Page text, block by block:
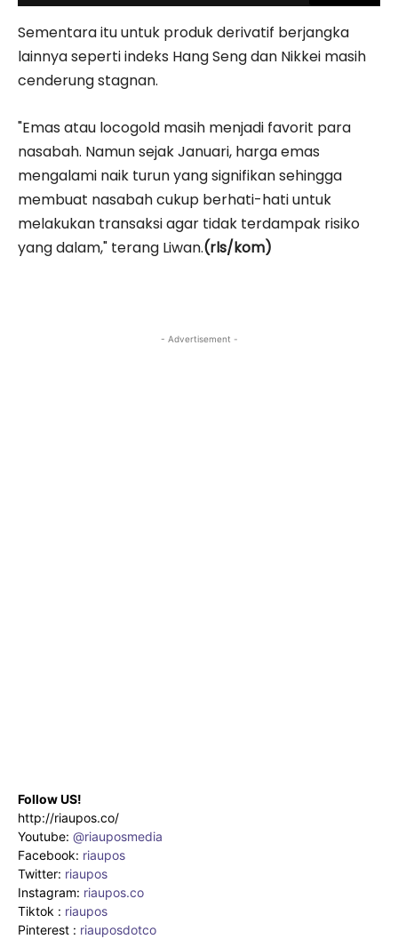
Sementara itu untuk produk derivatif berjangka
lainnya seperti indeks Hang Seng dan Nikkei masih
cenderung stagnan.
"Emas atau locogold masih menjadi favorit para
nasabah. Namun sejak Januari, harga emas
mengalami naik turun yang signifikan sehingga
membuat nasabah cukup berhati-hati untuk
melakukan transaksi agar tidak terdampak risiko
yang dalam," terang Liwan.(rls/kom)
- Advertisement -
Follow US!
http://riaupos.co/
Youtube: @riauposmedia
Facebook: riaupos
Twitter: riaupos
Instagram: riaupos.co
Tiktok : riaupos
Pinterest : riauposdotco